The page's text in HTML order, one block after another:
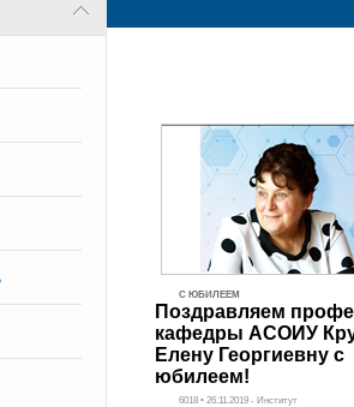
С ЮБИЛЕЕМ
Поздравляем
кафедры АСОИУ
Елену Георгиевну с
юбилеем!
6018 • 26.11.2019 - Институт